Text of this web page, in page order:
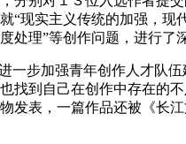
“现实主义传统的加强，
处理”等创作问题，进行了
一步加强青年创作人才队
找到自己在创作中存在的
发表，一篇作品还被《长